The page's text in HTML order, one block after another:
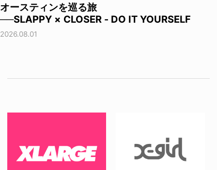
オースティンを巡る旅
──SLAPPY × CLOSER - DO IT YOURSELF
2026.08.01